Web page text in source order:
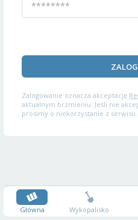
Zalogowanie oznacza akceptację
aktualnym brzmieniu. Jeśli nie
prosimy o niekorzystanie z serwisu.
Główna Wykopalisko